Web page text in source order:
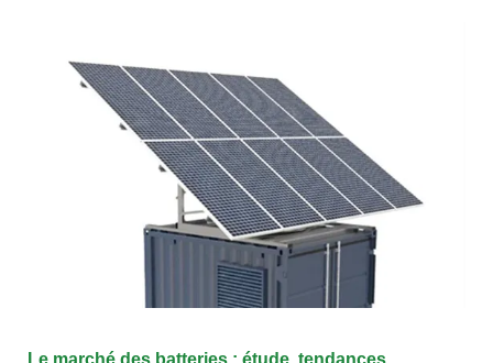
Le marché des batteries : étude, tendances,